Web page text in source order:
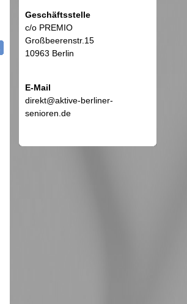
Geschäftsstelle
c/o PREMIO
Großbeerenstr.15
10963 Berlin
E-Mail
direkt@aktive-berliner-
senioren.de